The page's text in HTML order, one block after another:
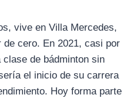
vive en Villa Mercedes,
cero. En 2021, casi por
de bádminton sin
el inicio de su carrera
Hoy forma parte